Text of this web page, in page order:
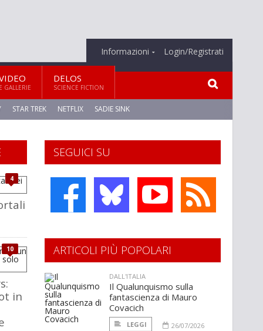
Informazioni Login/Registrati
E GALLERIE
DELOS
SCIENCE FICTION
STAR TREK NETFLIX SADIE SINK
SEGUICI SU
4
10
in
ARTICOLI PIÙ POPOLARI
DALL'ITALIA
Il Qualunquismo sulla
fantascienza di Mauro
Covacich
LEGGI
26/07/2026